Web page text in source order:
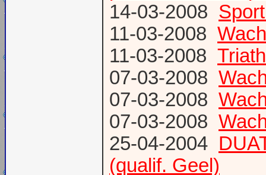
14-03-2008
11-03-2008
11-03-2008
07-03-2008
07-03-2008
07-03-2008
25-04-2004
(qualif. Geel)